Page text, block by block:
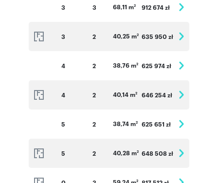
3 3 68,11 m2 912 674 zł
3 2 40,25 m2 635 950 zł
4 2 38,76 m2 625 974 zł
4 2 40,14 m2 646 254 zł
5 2 38,74 m2 625 651 zł
5 2 40,28 m2 648 508 zł
2